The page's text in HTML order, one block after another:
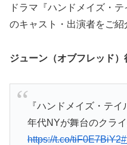
ドラマ『ハンドメイズ・
のキャスト・出演者をご紹
ジューン（オブフレッド）
『ハンドメイズ・テ
年代NYが舞台のクラ
https://t.co/tiF0E7BiY2